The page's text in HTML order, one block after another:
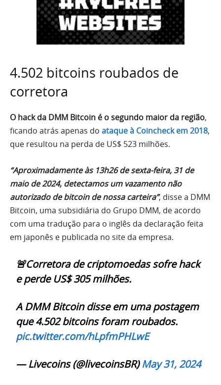
4.502 bitcoins roubados de
corretora
O hack da DMM Bitcoin é o segundo maior da região,
ficando atrás apenas do ataque à Coincheck em 2018,
que resultou na perda de US$ 523 milhões.
“Aproximadamente às 13h26 de sexta-feira, 31 de
maio de 2024, detectamos um vazamento não
autorizado de bitcoin de nossa carteira”, disse a DMM
Bitcoin, uma subsidiária do Grupo DMM, de acordo
com uma tradução para o inglês da declaração feita
em japonês e publicada no site da empresa.
🚨Corretora de criptomoedas sofre hack
e perde US$ 305 milhões.
A DMM Bitcoin disse em uma postagem
que 4.502 bitcoins foram roubados.
pic.twitter.com/hLpfmPHLwE
— Livecoins (@livecoinsBR)May 31, 2024